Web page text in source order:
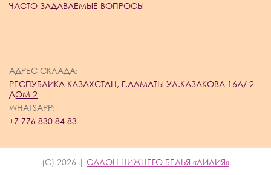
ЧАСТО ЗАДАВАЕМЫЕ ВОПРОСЫ
АДРЕС СКЛАДА:
РЕСПУБЛИКА КАЗАХСТАН, Г.АЛМАТЫ УЛ.КАЗАКОВА 16А/ 2
ДОМ 2
WHATSAPP:
+7 776 830 84 83
(C) 2026 | САЛОН НИЖНЕГО БЕЛЬЯ «ЛИЛИЯ»